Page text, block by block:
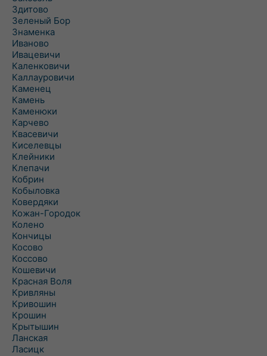
Здитово
Зеленый Бор
Знаменка
Иваново
Ивацевичи
Каленковичи
Каллауровичи
Каменец
Камень
Каменюки
Карчево
Квасевичи
Киселевцы
Клейники
Клепачи
Кобрин
Кобыловка
Ковердяки
Кожан-Городок
Колено
Кончицы
Косово
Коссово
Кошевичи
Красная Воля
Кривляны
Кривошин
Крошин
Крытышин
Ланская
Ласицк